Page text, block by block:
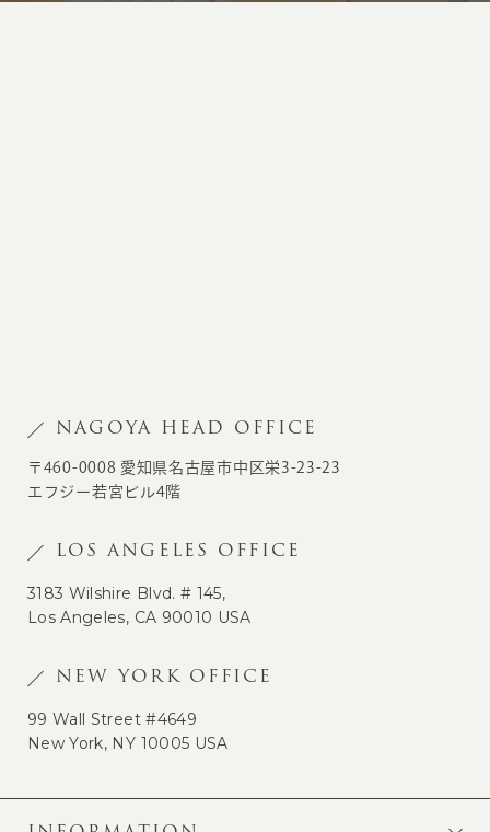
NAGOYA HEAD OFFICE
〒460-0008 愛知県名古屋市中区栄3-23-23
エフジー若宮ビル4階
LOS ANGELES OFFICE
3183 Wilshire Blvd. # 145,
Los Angeles, CA 90010 USA
NEW YORK OFFICE
99 Wall Street #4649
New York, NY 10005 USA